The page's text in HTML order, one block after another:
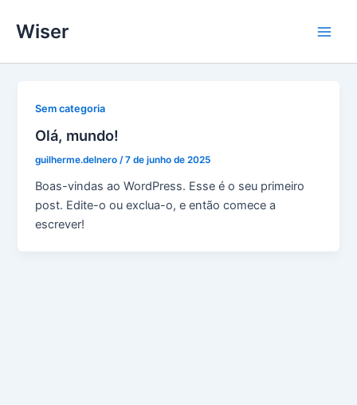
para
conteúdo
Wiser
Sem categoria
Olá, mundo!
guilherme.delnero/7 de junho de 2025
Boas-vindas ao WordPress. Esse é o seu primeiro
post. Edite-o ou exclua-o, e então comece a
escrever!